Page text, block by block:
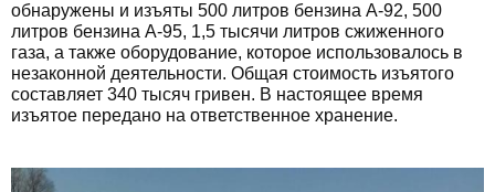
обнаружены и изъяты 500 литров бензина А-92, 500
литров бензина А-95, 1,5 тысячи литров сжиженного
газа, а также оборудование, которое использовалось в
незаконной деятельности. Общая стоимость изъятого
составляет 340 тысяч гривен. В настоящее время
изъятое передано на ответственное хранение.